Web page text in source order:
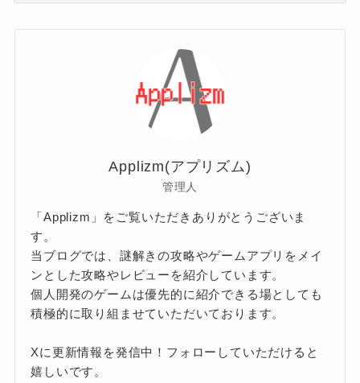
Applizm(アプリズム)
管理人
「Applizm」をご覧いただきありがとうございま
す。
当ブログでは、謎解きの攻略やゲームアプリをメイ
ンとした攻略やレビューを紹介しています。
個人開発のゲームは優先的に紹介できる場としても
積極的に取り組ませていただいております。
Xに更新情報を発信中！フォローしていただけると
嬉しいです。